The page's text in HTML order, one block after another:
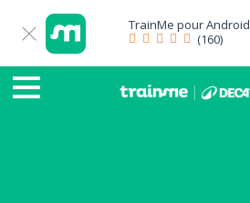
TrainMe pourAndroid
(160)